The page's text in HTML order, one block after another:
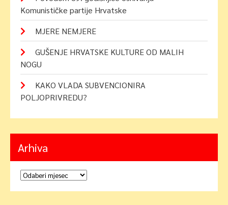
Komunističke partije Hrvatske
MJERE NEMJERE
GUŠENJE HRVATSKE KULTURE OD MALIH
NOGU
KAKO VLADA SUBVENCIONIRA
POLJOPRIVREDU?
Arhiva
Arhiva